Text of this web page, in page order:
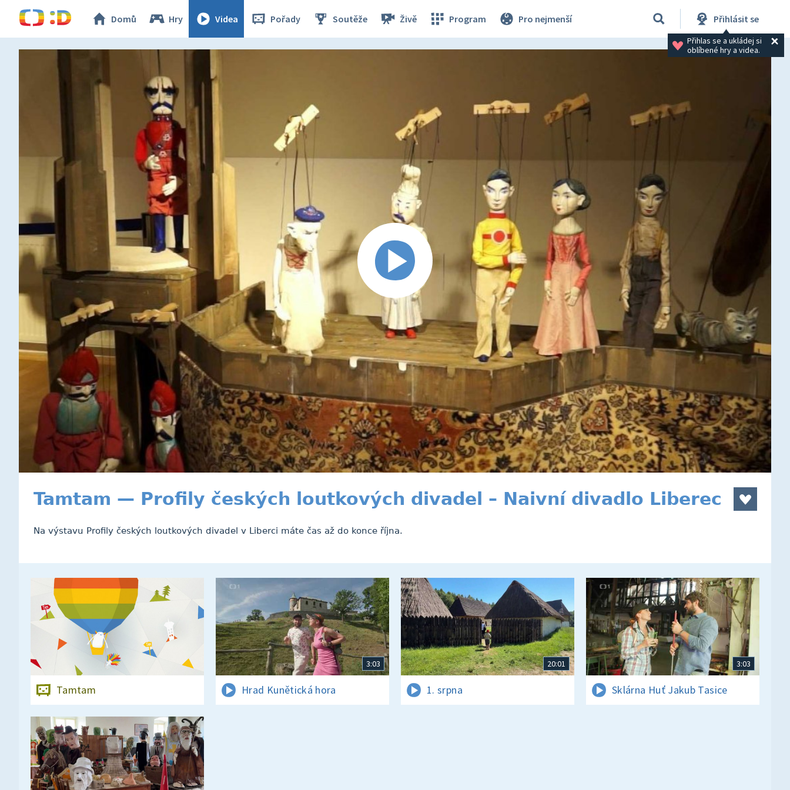
Domů Hry Videa Pořady Soutěže Živě Program Pro nejmenší Přihlásit se
Přihlas se a ukládej si
oblíbené hry a videa.
Tamtam — Profily českých loutkových divadel – Naivní divadlo Liberec
Na výstavu Profily českých loutkových divadel v Liberci máte čas až do konce října.
Tamtam
3:03
Hrad Kunětická hora
20:01
1. srpna
3:03
Sklárna Huť Jakub Tasice